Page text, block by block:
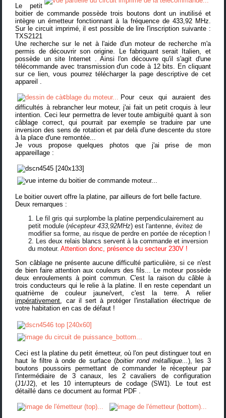
Le petit
boitier de commande possède trois boutons dont un inutilisé et
intègre un émetteur fonctionnant à la fréquence de 433,92 MHz.
Sur le circuit imprimé, il est possible de lire l'inscription suivante :
TXS2121
Une recherche sur le net à l'aide d'un moteur de recherche m'a
permis de découvrir son origine. Le fabriquant serait Italien, et
possède unsite Internet . Ainsi l'on découvre qu'il s'agit d'une
télécommande avec transmission d'un code à 12 bits. En cliquant
sur ce lien, vous pourrez télécharger la page descriptive de cet
appareil .
Pour ceux qui auraient des
difficultés à rebrancher leur moteur, j'ai fait un petit croquis à leur
intention. Ceci leur permettra de lever toute ambiguïté quant à son
câblage correct, qui pourrait par exemple se traduire par une
inversion des sens de rotation et par delà d'une descente du store
à la place d'une remontée...
Je vous propose quelques photos que j'ai prise de mon
appareillage :
Le boitier ouvert offre la platine, par ailleurs de fort belle facture.
Deux remarques :
Le fil gris qui surplombe la platine perpendiculairement au
petit module (récepteur 433,92MHz) est l'antenne, évitez de
modifier sa forme, au risque de perdre en portée de réception !
Les deux relais blancs servent à la commande et inversion
du moteur.Attention donc, présence du secteur 230V !
Son câblage ne présente aucune difficulté particulière, si ce n'est
de bien faire attention aux couleurs des fils... Le moteur possède
deux enroulements à point commun. C'est la raison du câble à
trois conducteurs qui le relie à la platine. Il en reste cependant un
quatrième de couleur jaune/vert, c'est la terre. A relier
impérativement , car il sert à protéger l'installation électrique de
votre habitation en cas de défaut !
Ceci est la platine du petit émetteur, où l'on peut distinguer tout en
haut le filtre à onde de surface (boitier rond métallique...), les 3
boutons poussoirs permettant de commander le récepteur par
l'intermédiaire de 3 canaux, les 2 cavaliers de configuration
(J1/J2), et les 10 interrupteurs de codage (SW1). Le tout est
détaillé dansce document au format PDF .